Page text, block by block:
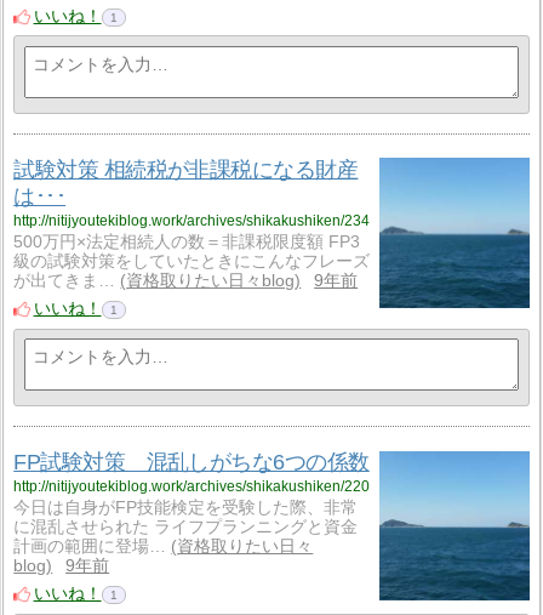
いいね！
1
試験対策 相続税が非課税になる財産
は･･･
http://nitijyoutekiblog.work/archives/shikakushiken/234
500万円×法定相続人の数＝非課税限度額 FP3
級の試験対策をしていたときにこんなフレーズ
が出てきま…
資格取りたい日々blog
9年前
いいね！
1
FP試験対策 混乱しがちな6つの係数
http://nitijyoutekiblog.work/archives/shikakushiken/220
今日は自身がFP技能検定を受験した際、非常
に混乱させられた ライフプランニングと資金
計画の範囲に登場…
資格取りたい日々
blog
9年前
いいね！
1